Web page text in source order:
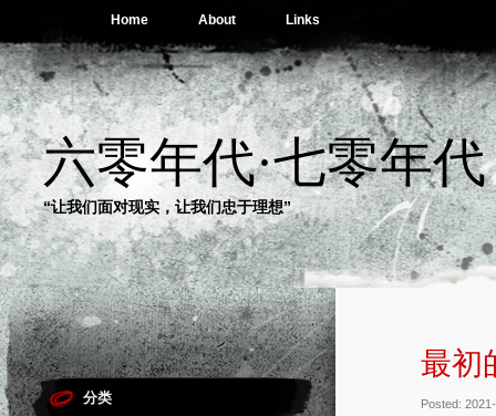
Home About Links
六零年代·七零年代
“让我们面对现实，让我们忠于理想”
分类
最初
Posted: